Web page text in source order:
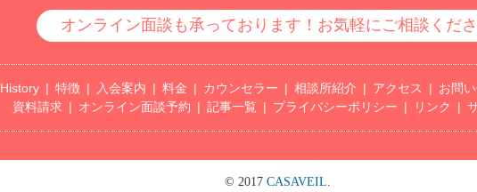
オンライン面談も承っております！お気軽にご相談くだ
History 特徴 入会案内 料金 カウンセラー 相談所紹介 アクセス お問
資料請求
オンライン面談予約 記事一覧 プライバシーポリシー リンク
© 2017 CASAVEIL